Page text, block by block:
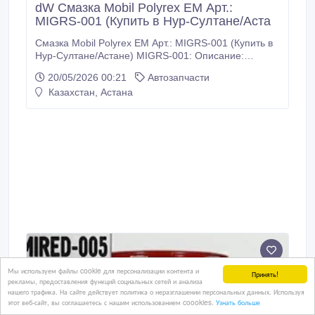
Принять!
Мы используем файлы cookie для персонализации контента и
рекламы, предоставления функций социальных сетей и анализа
нашего трафика. На сайте действует политика о неразглашении персональных данных. Используя
этот веб-сайт, вы соглашаетесь с нашим использованием coookies. Узнать больше
dW Смазка Mobil Polyrex EM Арт.:
MIGRS-001 (Купить в Нур-Султане/Аста
Смазка Mobil Polyrex EM Арт.: MIGRS-001 (Купить в
Нур-Султане/Астане) MIGRS-001: Описание:
Series специально создана для подшипников
электромоторов. Улучшенный состав загустителя и
20/05/2026 00:21
Автозапчасти
Казахстан, Астана